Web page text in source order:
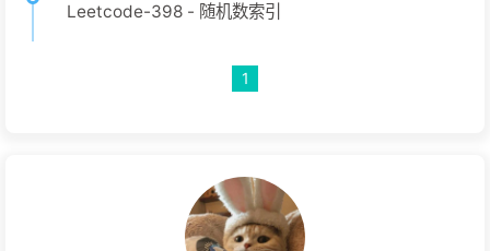
Leetcode-398 - 随机数索引
1